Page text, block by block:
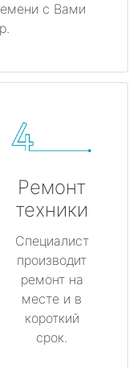
с Вами
Ремонт
техники
Специалист
производит
ремонт на
месте и в
короткий
срок.